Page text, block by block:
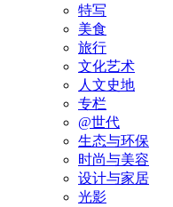
特写
美食
旅行
文化艺术
人文史地
专栏
@世代
生态与环保
时尚与美容
设计与家居
光影